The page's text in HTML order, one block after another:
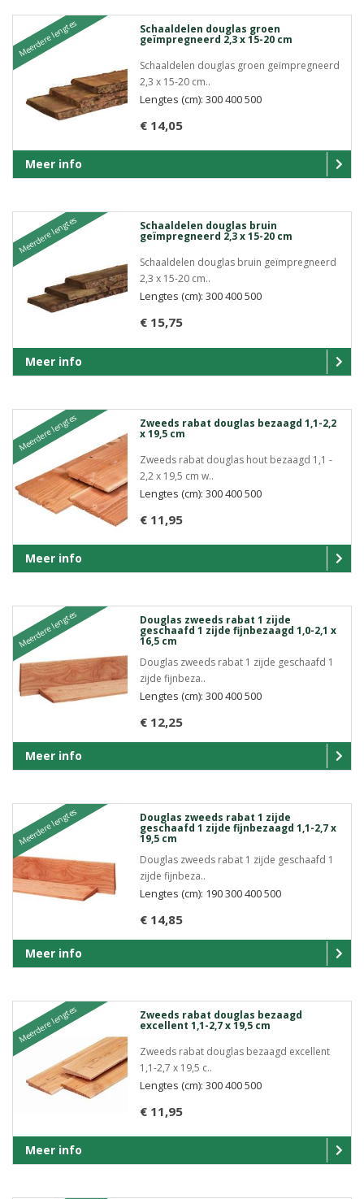
Meerdere lengtes Schaaldelen douglas groen
geïmpregneerd 2,3 x 15-20 cm
Schaaldelen douglas groen geïmpregneerd
2,3 x 15-20 cm..
€ 14,05
Lengtes (cm): 300 400 500
Meer info
Meerdere lengtes Schaaldelen douglas bruin
geïmpregneerd 2,3 x 15-20 cm
Schaaldelen douglas bruin geïmpregneerd
2,3 x 15-20 cm..
€ 15,75
Lengtes (cm): 300 400 500
Meer info
Meerdere lengtes Zweeds rabat douglas bezaagd 1,1-2,2
x 19,5 cm
Zweeds rabat douglas hout bezaagd 1,1 -
2,2 x 19,5 cm w..
€ 11,95
Lengtes (cm): 300 400 500
Meer info
Meerdere lengtes Douglas zweeds rabat 1 zijde
geschaafd 1 zijde fijnbezaagd 1,0-2,1 x
16,5 cm
Douglas zweeds rabat 1 zijde geschaafd 1
zijde fijnbeza..
€ 12,25
Lengtes (cm): 300 400 500
Meer info
Meerdere lengtes Douglas zweeds rabat 1 zijde
geschaafd 1 zijde fijnbezaagd 1,1-2,7 x
19,5 cm
Douglas zweeds rabat 1 zijde geschaafd 1
zijde fijnbeza..
€ 14,85
Lengtes (cm): 190 300 400 500
Meer info
Meerdere lengtes Zweeds rabat douglas bezaagd
excellent 1,1-2,7 x 19,5 cm
Zweeds rabat douglas bezaagd excellent
1,1-2,7 x 19,5 c..
€ 11,95
Lengtes (cm): 300 400 500
Meer info